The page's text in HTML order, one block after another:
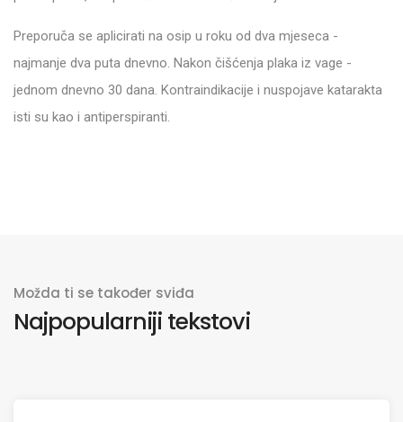
Preporuča se aplicirati na osip u roku od dva mjeseca -
najmanje dva puta dnevno. Nakon čišćenja plaka iz vage -
jednom dnevno 30 dana. Kontraindikacije i nuspojave katarakta
isti su kao i antiperspiranti.
Možda ti se također sviđa
Najpopularniji tekstovi